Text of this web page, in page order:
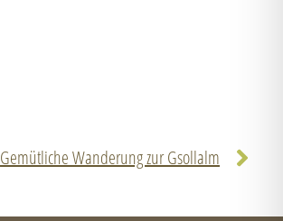
Gemütliche Wanderung zur Gsollalm